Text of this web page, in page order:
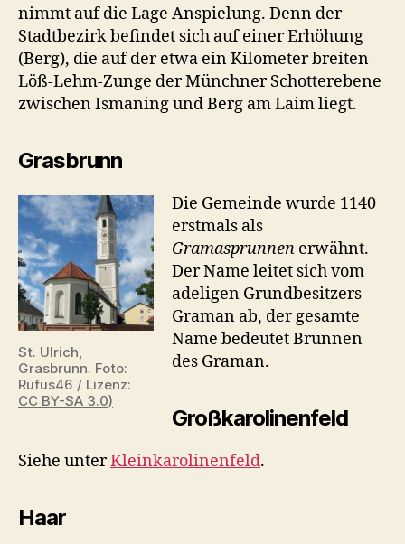
nimmt auf die Lage Anspielung. Denn der
Stadtbezirk befindet sich auf einer Erhöhung
(Berg), die auf der etwa ein Kilometer breiten
Löß-Lehm-Zunge der Münchner Schotterebene
zwischen Ismaning und Berg am Laim liegt.
Grasbrunn
St. Ulrich,
Grasbrunn. Foto:
Rufus46 / Lizenz:
CC BY-SA 3.0)
Die Gemeinde wurde 1140
erstmals als
Gramasprunnen erwähnt.
Der Name leitet sich vom
adeligen Grundbesitzers
Graman ab, der gesamte
Name bedeutet Brunnen
des Graman.
Großkarolinenfeld
Siehe unterKleinkarolinenfeld.
Haar